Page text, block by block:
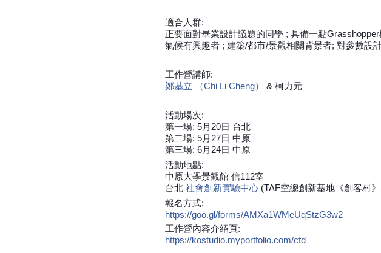
適合人群:
正要面對畢業設計議題的同學 ; 具備一點
氣候有興趣者 ; 建築/都市/景觀相關背景者; 對參數設計
工作營講師:
鄭基立 （Chi Li Cheng）
& 柯力元
活動場次:
第一場: 5月20日 台北
第二場: 5月27日 中原
第三場: 6月24日 中原
活動地點:
中原大學景觀館 信112室
台北 社會創新實驗中心 (TAF空總創新基地《創客村
報名方式:
https://goo.gl/forms/AMXa1WMeUqStzG3w2
工作營內容介紹頁:
https://kostudio.myportfolio.com/cfd